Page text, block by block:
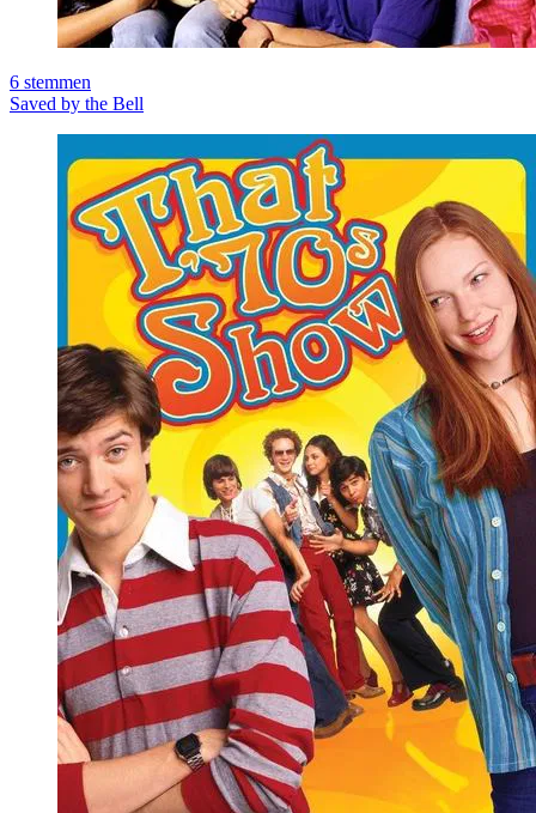
6 stemmen
Saved by the Bell